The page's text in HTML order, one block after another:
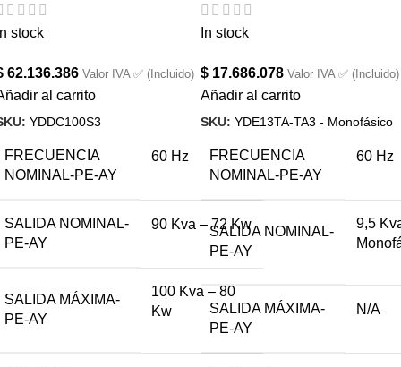
stock
62.136.386 Valor IVA ✅ (Incluido)
al carrito
YDDC100S3
FRECUENCIA
NOMINAL-PE-AY
60 Hz
SALIDA NOMINAL-
PE-AY
90 Kva – 72 Kw
SALIDA MÁXIMA-
PE-AY
100 Kva – 80
Kw
In stock
$ 17.686.078 Valor IVA ✅ (Incluido)
Añadir al carrito
SKU: YDE13TA-TA3 - Monofásico
FRECUENCIA
NOMINAL-PE-AY
60 Hz
SALIDA NOMINAL-
PE-AY
9,5
SALIDA MÁXIMA-
PE-AY
N/A